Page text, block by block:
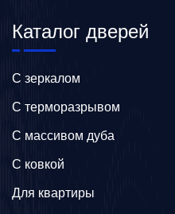
Каталог дверей
C зеркалом
C терморазрывом
C массивом дуба
C ковкой
Для квартиры